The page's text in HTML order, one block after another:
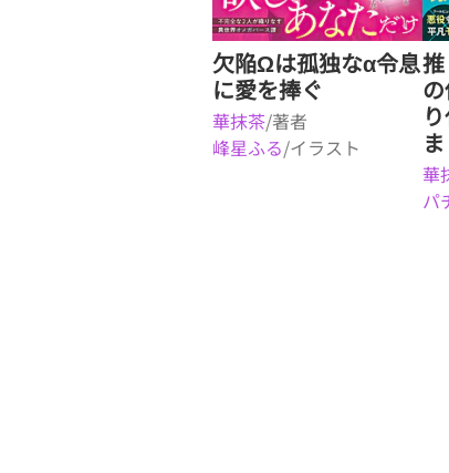
欠陥Ωは孤独なα令息
に愛を捧ぐ
華抹茶/著者
峰星ふる/イラスト
華
パ